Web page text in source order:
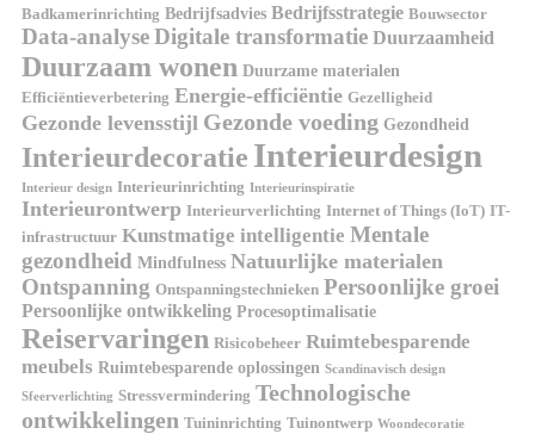
Badkamerinrichting Bedrijfsadvies Bedrijfsstrategie Bouwsector
Data-analyseDigitale transformatie Duurzaamheid
Duurzaam wonen Duurzame materialen
Efficiëntieverbetering Energie-efficiëntie Gezelligheid
Gezonde levensstijl Gezonde voeding Gezondheid
Interieurdecoratie Interieurdesign
Interieur design Interieurinrichting Interieurinspiratie
Interieurontwerp Interieurverlichting Internet of Things (IoT) IT-
infrastructuur Kunstmatige intelligentie Mentale
gezondheid Mindfulness Natuurlijke materialen
Ontspanning Ontspanningstechnieken Persoonlijke groei
Persoonlijke ontwikkeling Procesoptimalisatie
Reiservaringen Risicobeheer Ruimtebesparende
meubels Ruimtebesparende oplossingen Scandinavisch design
Sfeerverlichting Stressvermindering Technologische
ontwikkelingen Tuininrichting Tuinontwerp Woondecoratie